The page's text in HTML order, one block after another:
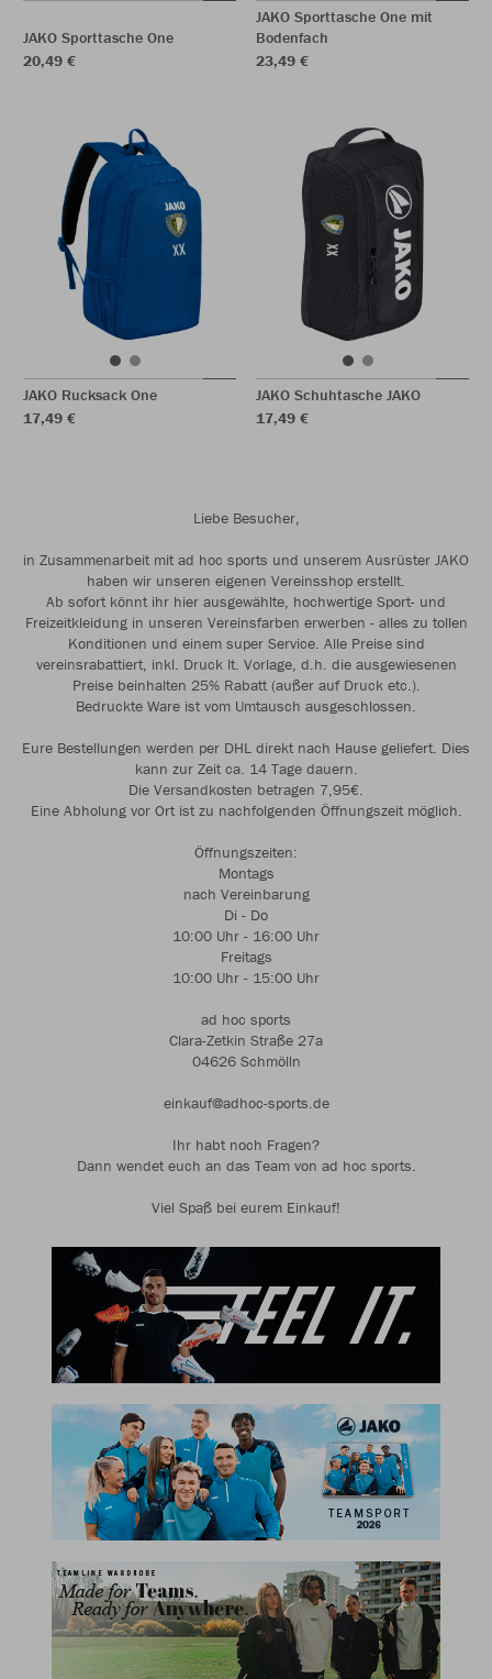
JAKO Sporttasche One
20,49 €
JAKO Sporttasche One mit
Bodenfach
23,49 €
JAKO Rucksack One
17,49 €
JAKO Schuhtasche JAKO
17,49 €
Liebe Besucher,
in Zusammenarbeit mit ad hoc sports und unserem Ausrüster JAKO
haben wir unseren eigenen Vereinsshop erstellt.
Ab sofort könnt ihr hier ausgewählte, hochwertige Sport- und
Freizeitkleidung in unseren Vereinsfarben erwerben - alles zu tollen
Konditionen und einem super Service. Alle Preise sind
vereinsrabattiert, inkl. Druck lt. Vorlage, d.h. die ausgewiesenen
Preise beinhalten 25% Rabatt (außer auf Druck etc.).
Bedruckte Ware ist vom Umtausch ausgeschlossen.
Eure Bestellungen werden per DHL direkt nach Hause geliefert. Dies
kann zur Zeit ca. 14 Tage dauern.
Die Versandkosten betragen 7,95€.
Eine Abholung vor Ort ist zu nachfolgenden Öffnungszeit möglich.
Öffnungszeiten:
Montags
nach Vereinbarung
Di - Do
10:00 Uhr - 16:00 Uhr
Freitags
10:00 Uhr - 15:00 Uhr
ad hoc sports
Clara-Zetkin Straße 27a
04626 Schmölln
einkauf@adhoc-sports.de
Ihr habt noch Fragen?
Dann wendet euch an das Team von ad hoc sports.
Viel Spaß bei eurem Einkauf!